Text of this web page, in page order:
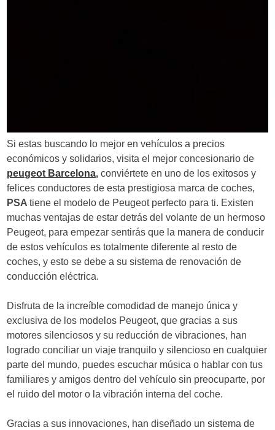
Si estas buscando lo mejor en vehículos a precios
económicos y solidarios, visita el mejor concesionario de
peugeot Barcelona,conviértete en uno de los exitosos y
felices conductores de esta prestigiosa marca de coches,
PSAtiene el modelo de Peugeot perfecto para ti. Existen
muchas ventajas de estar detrás del volante de un hermoso
Peugeot, para empezar sentirás que la manera de conducir
de estos vehículos es totalmente diferente al resto de
coches, y esto se debe a su sistema de renovación de
conducción eléctrica.
Disfruta de la increíble comodidad de manejo única y
exclusiva de los modelos Peugeot, que gracias a sus
motores silenciosos y su reducción de vibraciones, han
logrado conciliar un viaje tranquilo y silencioso en cualquier
parte del mundo, puedes escuchar música o hablar con tus
familiares y amigos dentro del vehículo sin preocuparte, por
el ruido del motor o la vibración interna del coche.
Gracias a sus innovaciones, han diseñado un sistema de